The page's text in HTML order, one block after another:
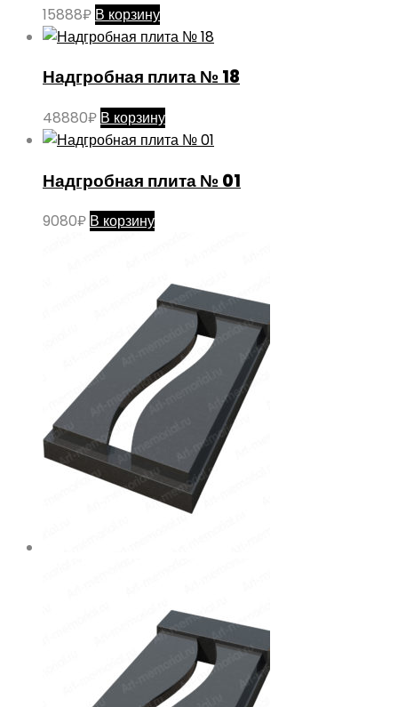
15888₽ В корзину
Надгробная плита № 18
48880₽ В корзину
Надгробная плита № 01
9080₽ В корзину